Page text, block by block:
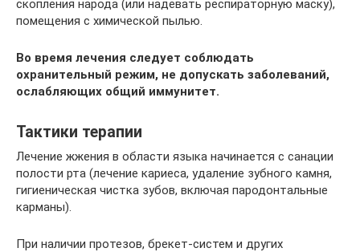
скопления народа (или надевать респираторную маску),
помещения с химической пылью.
Во время лечения следует соблюдать
охранительный режим, не допускать заболеваний,
ослабляющих общий иммунитет.
Тактики терапии
Лечение жжения в области языка начинается с санации
полости рта (лечение кариеса, удаление зубного камня,
гигиеническая чистка зубов, включая пародонтальные
карманы).
При наличии протезов, брекет-систем и других